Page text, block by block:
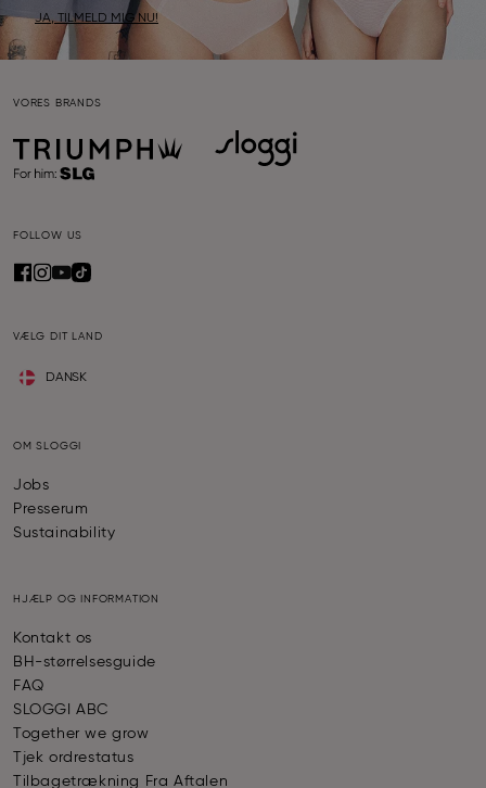
JA, TILMELD MIG NU!
VORES BRANDS
FOLLOW US
VÆLG DIT LAND
DANSK
OM SLOGGI
Jobs
Presserum
Sustainability
HJÆLP OG INFORMATION
Kontakt os
BH-størrelsesguide
FAQ
SLOGGI ABC
Together we grow
Tjek ordrestatus
Tilbagetrækning Fra Aftalen